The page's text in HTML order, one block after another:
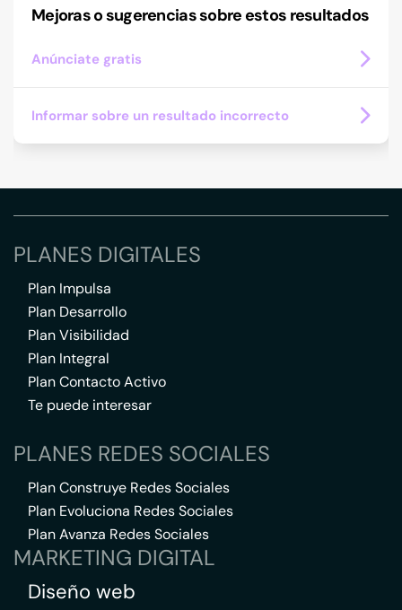
Mejoras o sugerencias sobre estos resultados
Anúnciate gratis
Informar sobre un resultado incorrecto
PLANES DIGITALES
Plan Impulsa
Plan Desarrollo
Plan Visibilidad
Plan Integral
Plan Contacto Activo
Te puede interesar
PLANES REDES SOCIALES
Plan Construye Redes Sociales
Plan Evoluciona Redes Sociales
Plan Avanza Redes Sociales
MARKETING DIGITAL
Diseño web